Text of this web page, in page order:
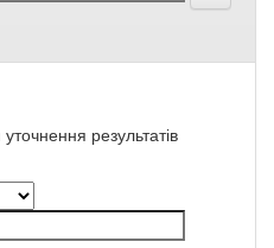
результатів